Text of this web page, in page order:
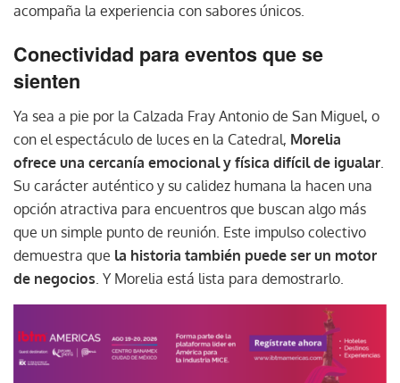
acompaña la experiencia con sabores únicos.
Conectividad para eventos que se
sienten
Ya sea a pie por la Calzada Fray Antonio de San Miguel, o
con el espectáculo de luces en la Catedral, Morelia
ofrece una cercanía emocional y física difícil de igualar.
Su carácter auténtico y su calidez humana la hacen una
opción atractiva para encuentros que buscan algo más
que un simple punto de reunión. Este impulso colectivo
demuestra que la historia también puede ser un motor
de negocios. Y Morelia está lista para demostrarlo.